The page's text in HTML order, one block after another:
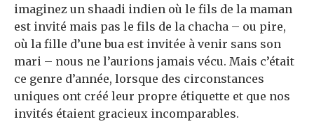
imaginez un shaadi indien où le fils de la maman
est invité mais pas le fils de la chacha – ou pire,
où la fille d’une bua est invitée à venir sans son
mari – nous ne l’aurions jamais vécu. Mais c’était
ce genre d’année, lorsque des circonstances
uniques ont créé leur propre étiquette et que nos
invités étaient gracieux incomparables.